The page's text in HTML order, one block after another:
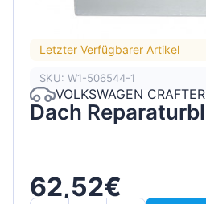
Letzter Verfügbarer Artikel
SKU: W1-506544-1
VOLKSWAGEN
Dach
62,52€